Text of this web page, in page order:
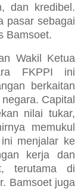
dan kredibel.
pasar sebagai
Bamsoet.
Wakil Ketua
FKPPI ini
berkaitan
Capital
nilai tukar,
memukul
menjalar ke
kerja dan
terutama di
Bamsoet juga